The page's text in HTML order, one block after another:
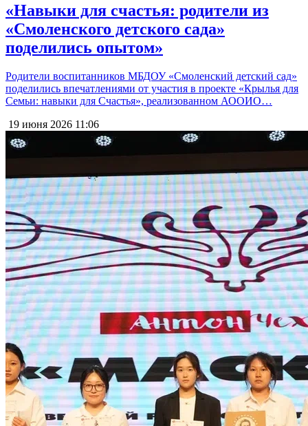
«Навыки для счастья: родители из
«Смоленского детского сада»
поделились опытом»
Родители воспитанников МБДОУ «Смоленский детский сад»
поделились впечатлениями от участия в проекте «Крылья для
Семьи: навыки для Счастья», реализованном АООИО…
19 июня 2026 11:06